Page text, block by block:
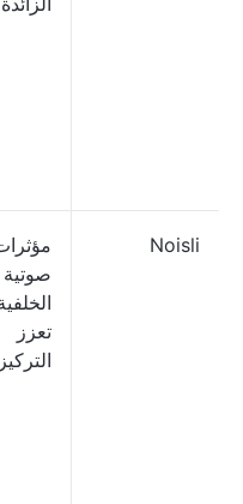
Noisli
تعزز
التركيز